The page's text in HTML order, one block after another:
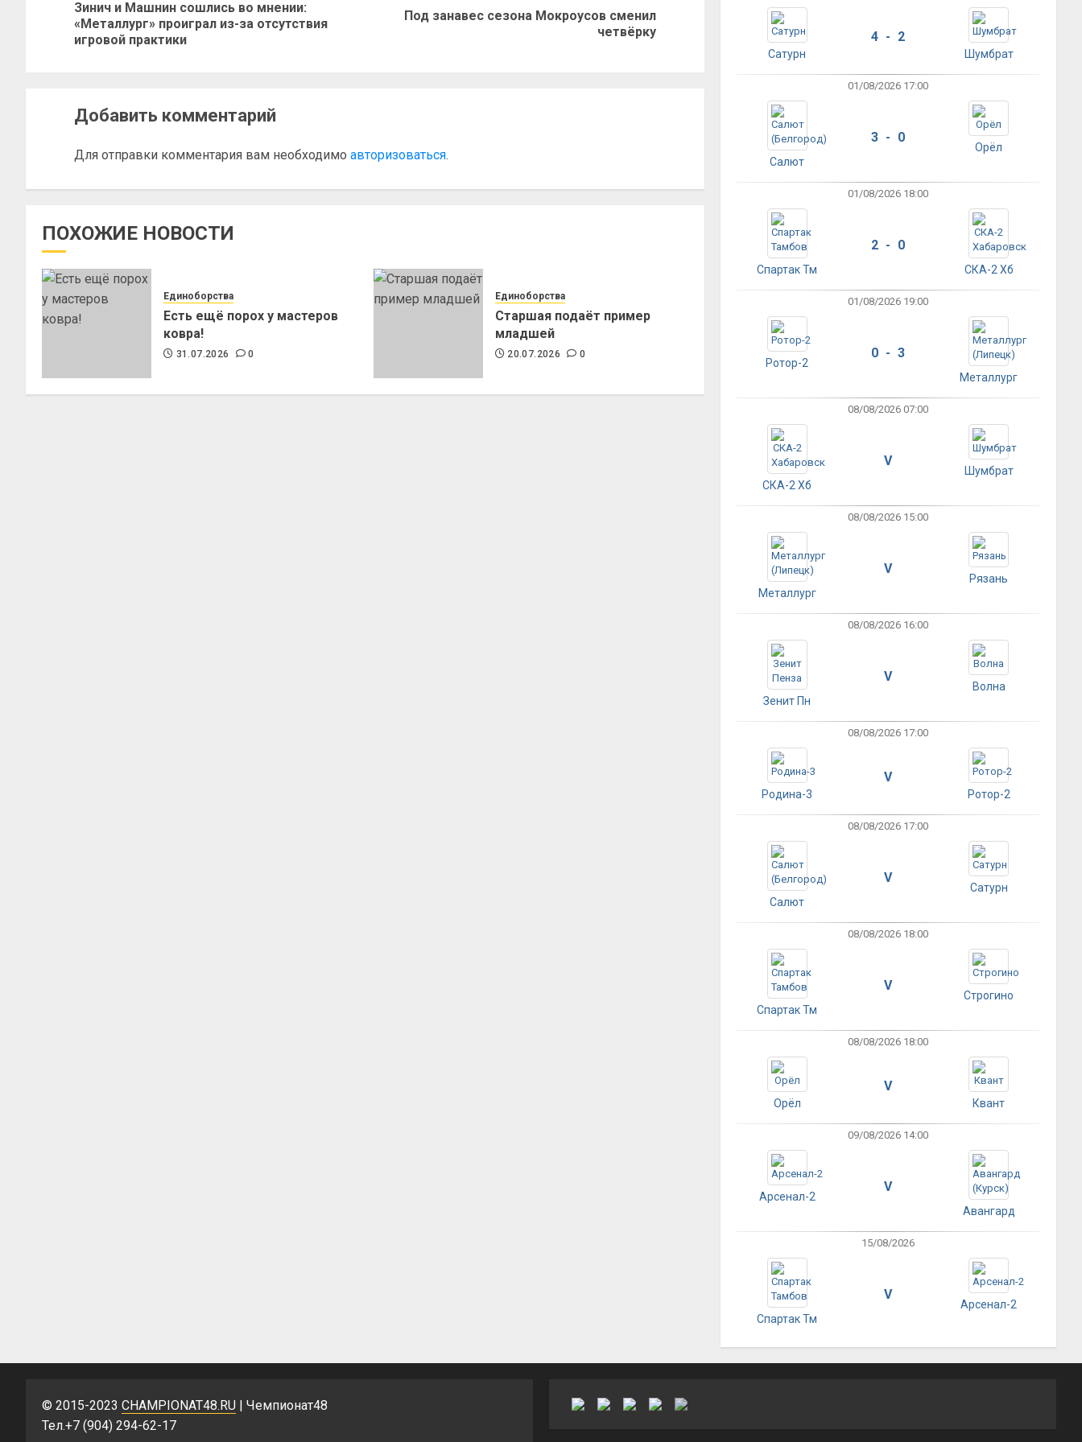
Зинич и Машнин сошлись во мнении:
«Металлург» проиграл из-за отсутствия
игровой практики
Под занавес сезона Мокроусов сменил
четвёрку
Добавить комментарий
Для отправки комментария вам необходимо авторизоваться.
ПОХОЖИЕ НОВОСТИ
Единоборства
Есть ещё порох у мастеров
ковра!
31.07.2026 0
Единоборства
Старшая подаёт пример
младшей
20.07.2026 0
Сатурн
4 - 2
Шумбрат
01/08/2026 17:00
Салют
3 - 0
Орёл
01/08/2026 18:00
Спартак Тм
2 - 0
СКА-2 Хб
01/08/2026 19:00
Ротор-2
0 - 3
Металлург
08/08/2026 07:00
СКА-2 Хб
V
Шумбрат
08/08/2026 15:00
Металлург
V
Рязань
08/08/2026 16:00
Зенит Пн
V
Волна
08/08/2026 17:00
Родина-3
V
Ротор-2
08/08/2026 17:00
Салют
V
Сатурн
08/08/2026 18:00
Спартак Тм
V
Строгино
08/08/2026 18:00
Орёл
V
Квант
09/08/2026 14:00
Арсенал-2
V
Авангард
15/08/2026
Спартак Тм
V
Арсенал-2
© 2015-2023 CHAMPIONAT48.RU | Чемпионат48
Тел.+7 (904) 294-62-17